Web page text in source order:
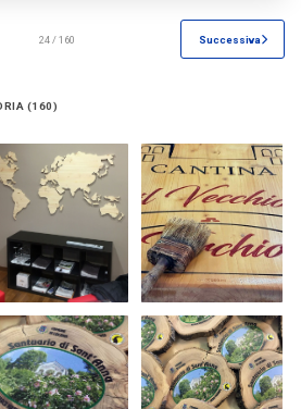
24 / 160 Successiva
(160)